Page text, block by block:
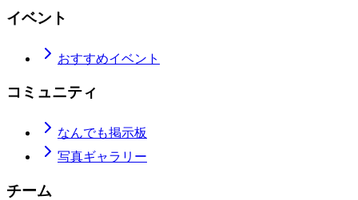
イベント
おすすめイベント
コミュニティ
なんでも掲示板
写真ギャラリー
チーム